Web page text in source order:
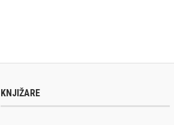
KNJIŽARE